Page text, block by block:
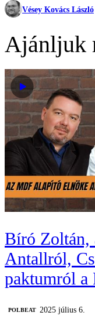
Vésey Kovács László
Ajánljuk
Bíró Zoltán,
Antallról,
paktumról a
‎POLBEAT 2025 július 6.